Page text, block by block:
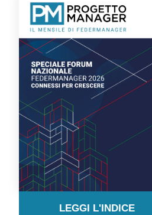
LEGGI L'INDICE